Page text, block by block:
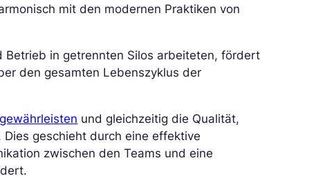
mit den modernen Praktiken von
Betrieb in getrennten Silos arbeiteten, fördert
den gesamten Lebenszyklus der
und gleichzeitig die Qualität,
geschieht durch eine effektive
zwischen den Teams und eine